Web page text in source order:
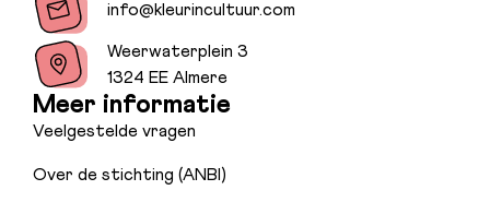
info@kleurincultuur.com
Weerwaterplein 3
1324 EE Almere
Meer informatie
Veelgestelde vragen
Over de stichting (ANBI)